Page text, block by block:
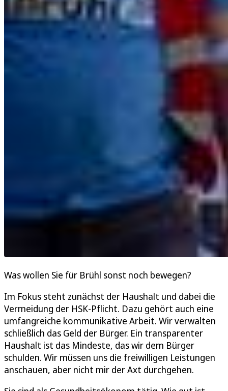
Was wollen Sie für Brühl sonst noch bewegen?
Im Fokus steht zunächst der Haushalt und dabei die
Vermeidung der HSK-Pflicht. Dazu gehört auch eine
umfangreiche kommunikative Arbeit. Wir verwalten
schließlich das Geld der Bürger. Ein transparenter
Haushalt ist das Mindeste, das wir dem Bürger
schulden. Wir müssen uns die freiwilligen Leistungen
anschauen, aber nicht mir der Axt durchgehen.